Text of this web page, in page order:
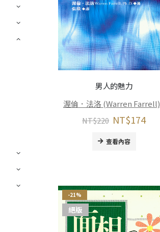
男人的魅力
渥倫．法洛 (Warren Farrell)
NT$220 NT$174
查看內容
-21%
絕版